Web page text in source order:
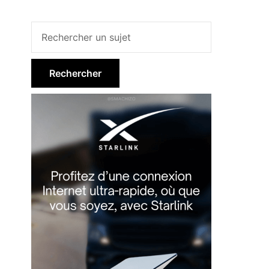
Barre
latérale
principale